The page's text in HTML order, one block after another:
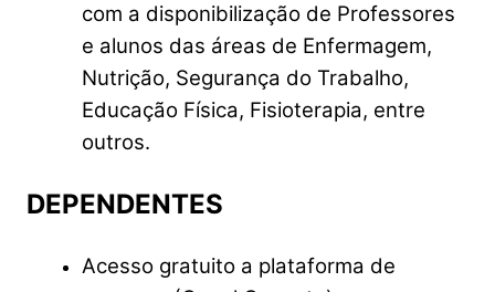
com a disponibilização de Professores
e alunos das áreas de Enfermagem,
Nutrição, Segurança do Trabalho,
Educação Física, Fisioterapia, entre
outros.
DEPENDENTES
️Acesso gratuito a plataforma de